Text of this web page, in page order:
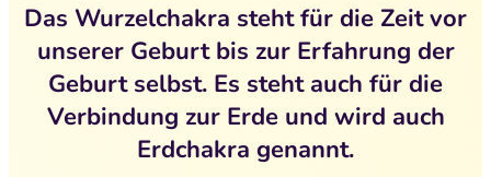
Das Wurzelchakra steht für die Zeit vor
unserer Geburt bis zur Erfahrung der
Geburt selbst. Es steht auch für die
Verbindung zur Erde und wird auch
Erdchakra genannt.